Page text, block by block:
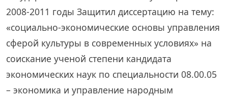
2008-2011 годы Защитил диссертацию на тему:
«социально-экономические основы управления
сферой культуры в современных условиях» на
соискание ученой степени кандидата
экономических наук по специальности 08.00.05
– экономика и управление народным